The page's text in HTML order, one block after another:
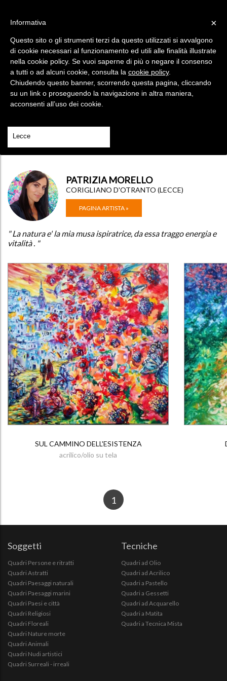
Menù
HAI UN CODICE? SEI UN ARTISTA?
PATRIZIA MORELLO
CORIGLIANO D'OTRANTO (LECCE)
PAGINA ARTISTA »
" La natura e' la mia musa ispiratrice, da essa traggo energia e
vitalità . "
SUL CAMMINO DELL'ESISTENZA
acrilico/olio su tela
1
Soggetti
Quadri Persone e ritratti
Quadri Astratti
Quadri Paesaggi naturali
Quadri Paesaggi marini
Quadri Paesi e città
Quadri Religiosi
Quadri Floreali
Quadri Nature morte
Quadri Animali
Quadri Nudi artistici
Quadri Surreali - irreali
Tecniche
Quadri ad Olio
Quadri ad Acrilico
Quadri a Pastello
Quadri a Gessetti
Quadri ad Acquarello
Quadri a Matita
Quadri a Tecnica Mista
×
Informativa
Questo sito o gli strumenti terzi da questo utilizzati si avvalgono
di cookie necessari al funzionamento ed utili alle finalità illustrate
nella cookie policy. Se vuoi saperne di più o negare il consenso
a tutti o ad alcuni cookie, consulta la cookie policy.
Chiudendo questo banner, scorrendo questa pagina, cliccando
su un link o proseguendo la navigazione in altra maniera,
acconsenti all’uso dei cookie.